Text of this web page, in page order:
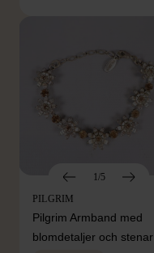
1/5
PILGRIM
Pilgrim Armband med
blomdetaljer och stenar